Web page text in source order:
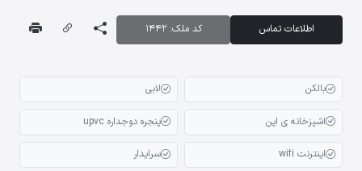
اطلاعات تماس کد ملک: 1442
بالکن لابی
اشپزخانه ی اپن پنجره دوجداره upvc
اینترنت wifi سرایدار